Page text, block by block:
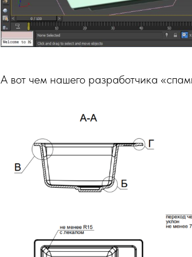
А вот чем нашего разработчика